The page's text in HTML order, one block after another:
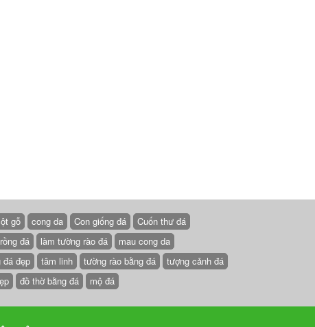
gỗ cong da Con giống đá
Cuốn thư đá
đá làm tường rào đá
mau cong da
đá đẹp tâm linh tường rào bằng đá
tượng cảnh đá
đồ thờ bằng đá mộ đá